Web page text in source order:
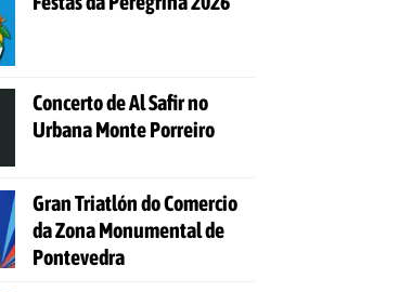
Concerto de Al Safir no
Urbana Monte Porreiro
Gran Triatlón do Comercio
da Zona Monumental de
Pontevedra